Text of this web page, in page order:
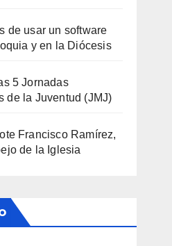
de usar un software
y en la Diócesis
5 Jornadas
de la Juventud (JMJ)
Francisco Ramírez,
de la Iglesia